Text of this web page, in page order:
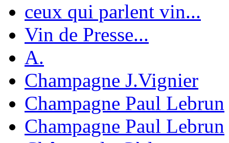
ceux qui parlent vin...
Vin de Presse...
A.
Champagne J.Vignier
Champagne Paul Lebrun
Champagne Paul Lebrun